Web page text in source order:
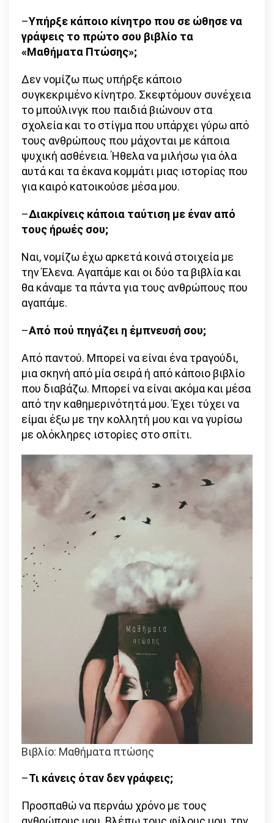
–Υπήρξε κάποιο κίνητρο που σε ώθησε να
γράψεις το πρώτο σου βιβλίο τα
«Μαθήματα Πτώσης»;
Δεν νομίζω πως υπήρξε κάποιο
συγκεκριμένο κίνητρο. Σκεφτόμουν συνέχεια
το μπούλινγκ που παιδιά βιώνουν στα
σχολεία και το στίγμα που υπάρχει γύρω από
τους ανθρώπους που μάχονται με κάποια
ψυχική ασθένεια. Ήθελα να μιλήσω για όλα
αυτά και τα έκανα κομμάτι μιας ιστορίας που
για καιρό κατοικούσε μέσα μου.
–Διακρίνεις κάποια ταύτιση με έναν από
τους ήρωές σου;
Ναι, νομίζω έχω αρκετά κοινά στοιχεία με
την Έλενα. Αγαπάμε και οι δύο τα βιβλία και
θα κάναμε τα πάντα για τους ανθρώπους που
αγαπάμε.
–Από πού πηγάζει η έμπνευσή σου;
Από παντού. Μπορεί να είναι ένα τραγούδι,
μια σκηνή από μία σειρά ή από κάποιο βιβλίο
που διαβάζω. Μπορεί να είναι ακόμα και μέσα
από την καθημερινότητά μου. Έχει τύχει να
είμαι έξω με την κολλητή μου και να γυρίσω
με ολόκληρες ιστορίες στο σπίτι.
Βιβλίο: Μαθήματα πτώσης
–Τι κάνεις όταν δεν γράφεις;
Προσπαθώ να περνάω χρόνο με τους